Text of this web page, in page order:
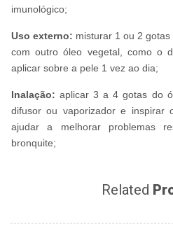
imunológico;
Uso externo: misturar 1 ou 2
com outro óleo vegetal, como o
aplicar sobre a pele 1 vez ao dia;
Inalação:aplicar 3 a 4 gotas do
difusor ou vaporizador e
ajudar a melhorar problemas
bronquite;
Related